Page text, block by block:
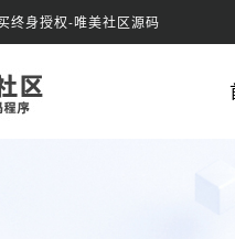
终身授权-唯美社区源码